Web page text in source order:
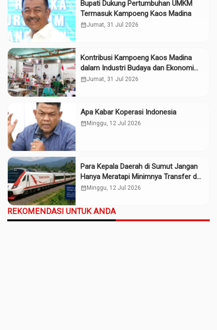
Bupati Dukung Pertumbuhan UMKM
Termasuk Kampoeng Kaos Madina
calendar_monthJumat, 31 Jul 2026
Kontribusi Kampoeng Kaos Madina
dalam Industri Budaya dan Ekonomi
Daerah
calendar_monthJumat, 31 Jul 2026
Apa Kabar Koperasi Indonesia
calendar_month Minggu, 12 Jul 2026
Para Kepala Daerah di Sumut Jangan
Hanya Meratapi Minimnya Transfer dari
Pusat
calendar_month Minggu, 12 Jul 2026
REKOMENDASI UNTUK ANDA